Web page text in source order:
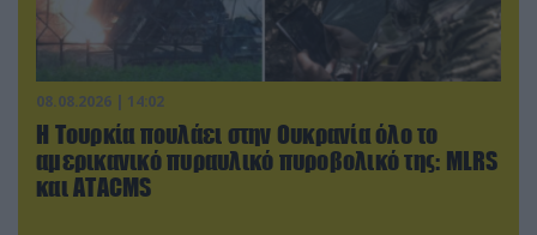
08.08.2026 | 14:02
Η Τουρκία πουλάει στην Ουκρανία όλο το
αμερικανικό πυραυλικό πυροβολικό της: MLRS
και ΑΤΑCMS